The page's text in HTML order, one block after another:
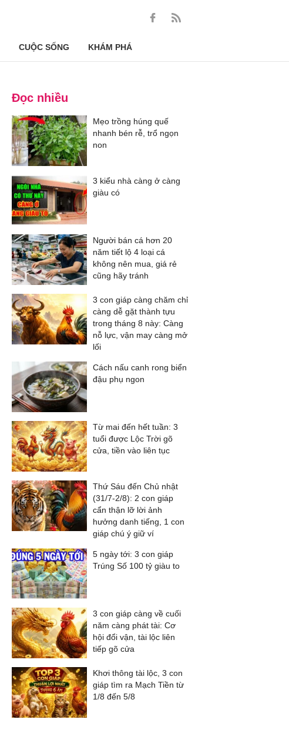
CUỘC SỐNG KHÁM PHÁ
Đọc nhiều
Mẹo trồng húng quế
nhanh bén rễ, trổ ngọn
non
3 kiểu nhà càng ở càng
giàu có
Người bán cá hơn 20
năm tiết lộ 4 loại cá
không nên mua, giá rẻ
cũng hãy tránh
3 con giáp càng chăm chỉ
càng dễ gặt thành tựu
trong tháng 8 này: Càng
nỗ lực, vận may càng mở
lối
Cách nấu canh rong biển
đậu phụ ngon
Từ mai đến hết tuần: 3
tuổi được Lộc Trời gõ
cửa, tiền vào liên tục
Thứ Sáu đến Chủ nhật
(31/7-2/8): 2 con giáp
cẩn thận lỡ lời ảnh
hưởng danh tiếng, 1 con
giáp chú ý giữ ví
5 ngày tới: 3 con giáp
Trúng Số 100 tỷ giàu to
3 con giáp càng về cuối
năm càng phát tài: Cơ
hội đổi vận, tài lộc liên
tiếp gõ cửa
Khơi thông tài lộc, 3 con
giáp tìm ra Mạch Tiền từ
1/8 đến 5/8